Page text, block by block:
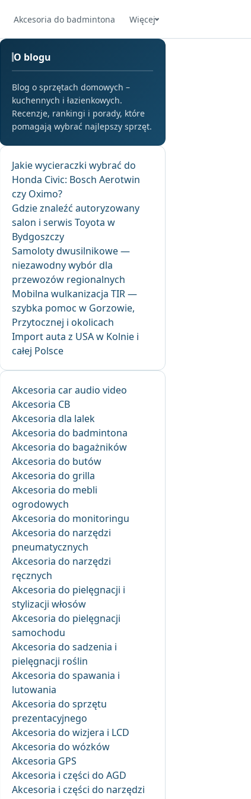
Akcesoria do badmintona Więcej
O blogu
Blog o sprzętach domowych –
kuchennych i łazienkowych.
Recenzje, rankingi i porady, które
pomagają wybrać najlepszy sprzęt.
Jakie wycieraczki wybrać do
Honda Civic: Bosch Aerotwin
czy Oximo?
Gdzie znaleźć autoryzowany
salon i serwis Toyota w
Bydgoszczy
Samoloty dwusilnikowe —
niezawodny wybór dla
przewozów regionalnych
Mobilna wulkanizacja TIR —
szybka pomoc w Gorzowie,
Przytocznej i okolicach
Import auta z USA w Kolnie i
całej Polsce
Akcesoria car audio video
Akcesoria CB
Akcesoria dla lalek
Akcesoria do badmintona
Akcesoria do bagażników
Akcesoria do butów
Akcesoria do grilla
Akcesoria do mebli
ogrodowych
Akcesoria do monitoringu
Akcesoria do narzędzi
pneumatycznych
Akcesoria do narzędzi
ręcznych
Akcesoria do pielęgnacji i
stylizacji włosów
Akcesoria do pielęgnacji
samochodu
Akcesoria do sadzenia i
pielęgnacji roślin
Akcesoria do spawania i
lutowania
Akcesoria do sprzętu
prezentacyjnego
Akcesoria do wizjera i LCD
Akcesoria do wózków
Akcesoria GPS
Akcesoria i części do AGD
Akcesoria i części do narzędzi